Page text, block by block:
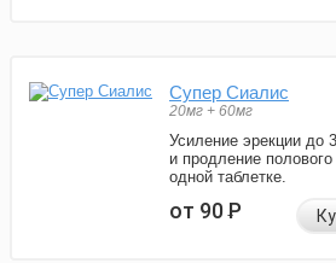
Супер Сиалис
20мг + 60мг
Усиление эрекции до
и продление полового
одной таблетке.
от 90Р